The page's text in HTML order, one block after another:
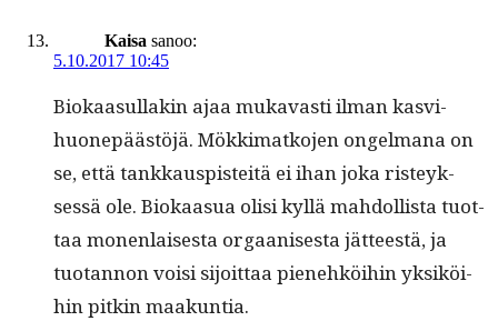
Kaisa sanoo:
5.10.2017 10:45
Biokaa­sul­lakin ajaa mukavasti ilman kasvi­
huonepäästöjä. Mökki­matko­jen ongel­mana on
se, että tankkaus­pis­teitä ei ihan joka risteyk­
sessä ole. Biokaa­sua olisi kyl­lä mah­dol­lista tuot­
taa mon­en­lais­es­ta orgaanis­es­ta jät­teestä, ja
tuotan­non voisi sijoit­taa pienehköi­hin yksiköi­
hin pitkin maakuntia.